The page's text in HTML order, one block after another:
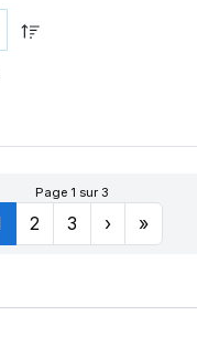
Page 1 sur 3
2 3 › »